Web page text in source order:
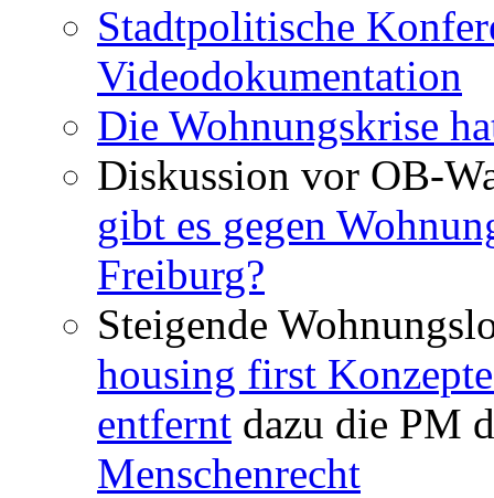
Stadtpolitische
Videodokumentation
Die Wohnungskrise
Diskussion vor OB-
gibt es gegen
Freiburg?
Steigende
housing first
entfernt dazu die PM
Menschenrecht